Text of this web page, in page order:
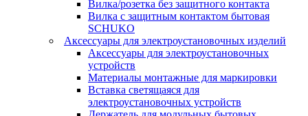
Вилка/розетка без защитного контакта
Вилка с защитным контактом бытовая
SCHUKO
Аксессуары для электроустановочных изделий
Аксессуары для электроустановочных
устройств
Материалы монтажные для маркировки
Вставка светящаяся для
электроустановочных устройств